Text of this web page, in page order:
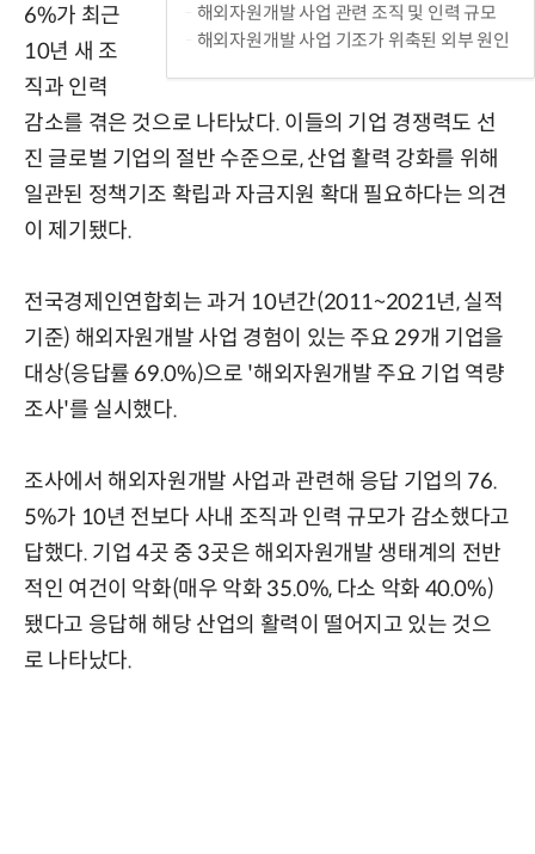
해외자원개발 사업 관련 조직 및 인력 규모
해외자원개발 사업 기조가 위축된 외부 원인
6%가 최근
10년 새 조
직과 인력
감소를 겪은 것으로 나타났다. 이들의 기업 경쟁력도 선
진 글로벌 기업의 절반 수준으로, 산업 활력 강화를 위해
일관된 정책기조 확립과 자금지원 확대 필요하다는 의견
이 제기됐다.
전국경제인연합회는 과거 10년간(2011~2021년, 실적
기준) 해외자원개발 사업 경험이 있는 주요 29개 기업을
대상(응답률 69.0%)으로 '해외자원개발 주요 기업 역량
조사'를 실시했다.
조사에서 해외자원개발 사업과 관련해 응답 기업의 76.
5%가 10년 전보다 사내 조직과 인력 규모가 감소했다고
답했다. 기업 4곳 중 3곳은 해외자원개발 생태계의 전반
적인 여건이 악화(매우 악화 35.0%, 다소 악화 40.0%)
됐다고 응답해 해당 산업의 활력이 떨어지고 있는 것으
로 나타났다.